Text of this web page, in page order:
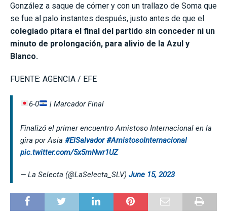
González a saque de córner y con un trallazo de Soma que
se fue al palo instantes después, justo antes de que el
colegiado pitara el final del partido sin conceder ni un
minuto de prolongación, para alivio de la Azul y
Blanco.
FUENTE: AGENCIA / EFE
6-0 | Marcador Final
Finalizó el primer encuentro Amistoso Internacional en la
gira por Asia #ElSalvador #AmistosoInternacional
pic.twitter.com/5x5mNwr1UZ
— La Selecta (@LaSelecta_SLV) June 15, 2023